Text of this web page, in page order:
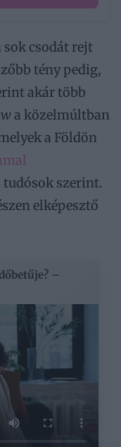
csodát rejt
tény pedig,
akár több
a közelmúltban
a Földön
szerint.
elképesztő
–